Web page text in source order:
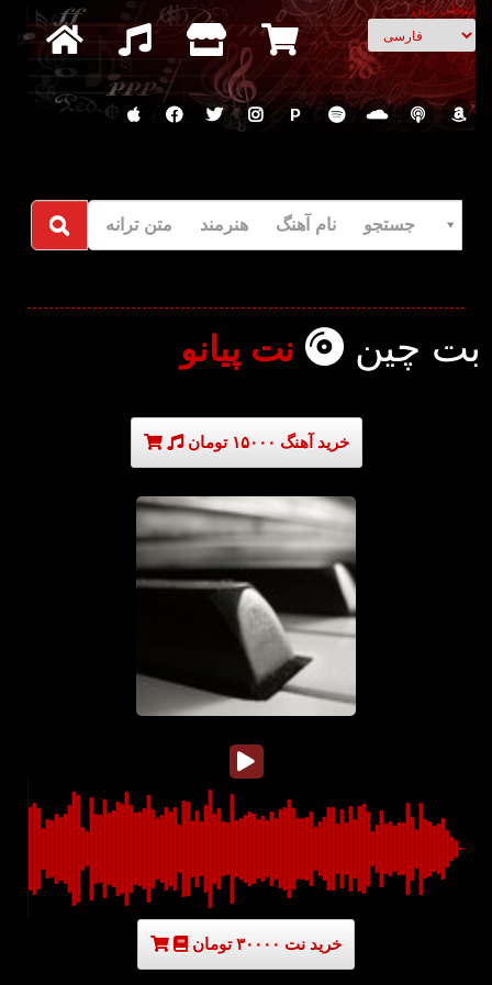
انتخاب زبان
P
جستجو نام آهنگ هنرمند متن ترانه
بت چین نت پیانو
خرید آهنگ ۱۵۰۰۰ تومان
خرید نت ۳۰۰۰۰ تومان